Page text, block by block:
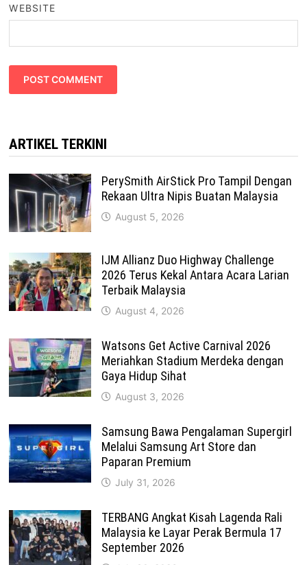
WEBSITE
ARTIKEL TERKINI
PerySmith AirStick Pro Tampil Dengan
Rekaan Ultra Nipis Buatan Malaysia
August 5, 2026
IJM Allianz Duo Highway Challenge
2026 Terus Kekal Antara Acara Larian
Terbaik Malaysia
August 4, 2026
Watsons Get Active Carnival 2026
Meriahkan Stadium Merdeka dengan
Gaya Hidup Sihat
August 3, 2026
Samsung Bawa Pengalaman Supergirl
Melalui Samsung Art Store dan
Paparan Premium
July 31, 2026
TERBANG Angkat Kisah Lagenda Rali
Malaysia ke Layar Perak Bermula 17
September 2026